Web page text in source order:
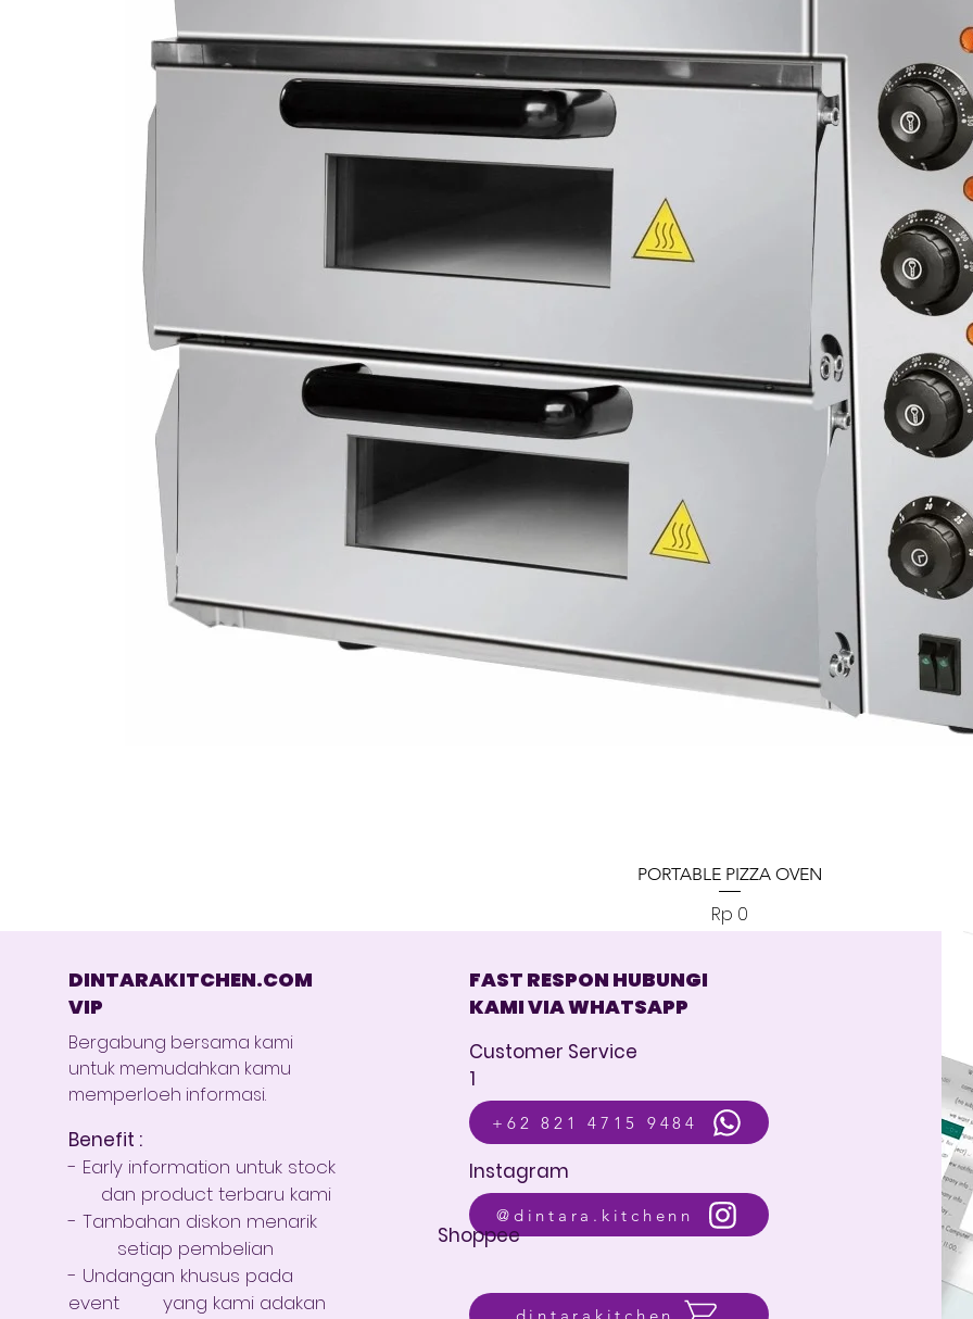
Tampilan Cepat
PORTABLE PIZZA OVEN
Harga
Rp 0
DINTARAKITCHEN.COM
VIP
Bergabung bersama kami
untuk memudahkan kamu
memperloeh informasi.
Benefit :
- Early information untuk stock
dan product terbaru kami
- Tambahan diskon menarik
setiap pembelian
- Undangan khusus pada
event yang kami adakan
FAST RESPON HUBUNGI
KAMI VIA WHATSAPP
Customer Service
1
+62 821 4715 9484
Instagram
@dintara.kitchenn
Shoppee